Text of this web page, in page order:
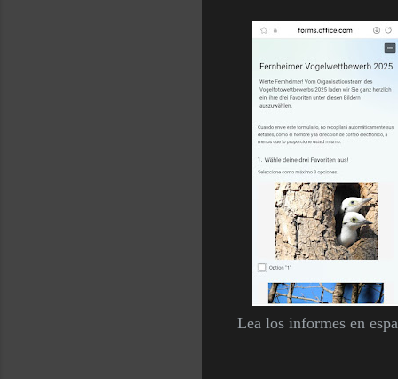
Lea los informes en